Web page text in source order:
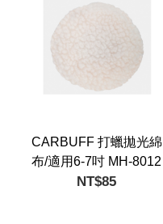
CARBUFF 打蠟拋光綿
布/適用6-7吋 MH-8012
NT$85